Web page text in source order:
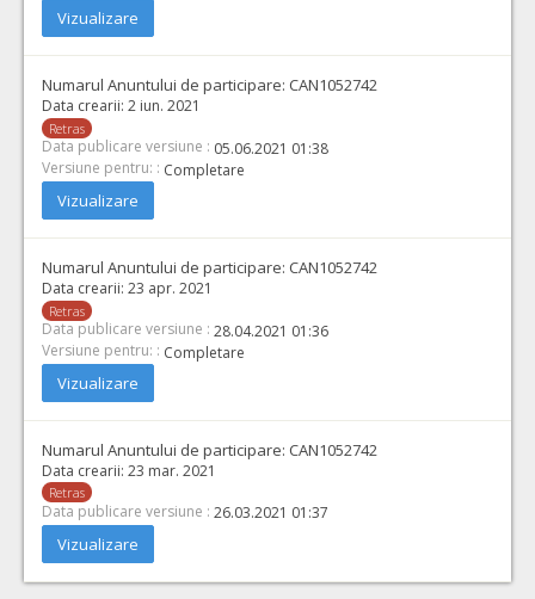
Vizualizare
Numarul Anuntului de participare: CAN1052742
Data crearii: 2 iun. 2021
Retras
Data publicare versiune : 05.06.2021 01:38
Versiune pentru: : Completare
Vizualizare
Numarul Anuntului de participare: CAN1052742
Data crearii: 23 apr. 2021
Retras
Data publicare versiune : 28.04.2021 01:36
Versiune pentru: : Completare
Vizualizare
Numarul Anuntului de participare: CAN1052742
Data crearii: 23 mar. 2021
Retras
Data publicare versiune : 26.03.2021 01:37
Vizualizare